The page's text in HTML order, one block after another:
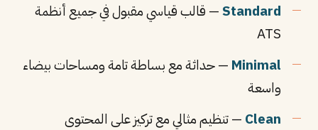
Standard— قالب قياسي مقبول في جميع أنظمة
ATS
Minimal — حداثة مع بساطة تامة ومساحات بيضاء
واسعة
Clean — تنظيم مثالي مع تركيز على المحتوى